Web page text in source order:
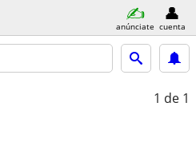
anúnciate cuenta
1 de 1